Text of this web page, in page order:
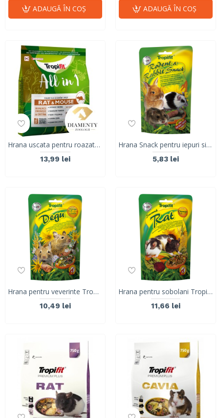
ADAUGĂ ÎN COŞ ADAUGĂ ÎN COŞ
Hrana uscata pentru roazatoare TROPIFIT ALL IN 1 sobolan si soarece, 500G
13,99 lei
Hrana Snack pentru iepuri si rozatoare Tropifit Premium, 110 g
5,83 lei
Hrana pentru veverinte Tropifit Premium Degu, 400 g
10,49 lei
Hrana pentru sobolani Tropifit Premium, 500g
11,66 lei